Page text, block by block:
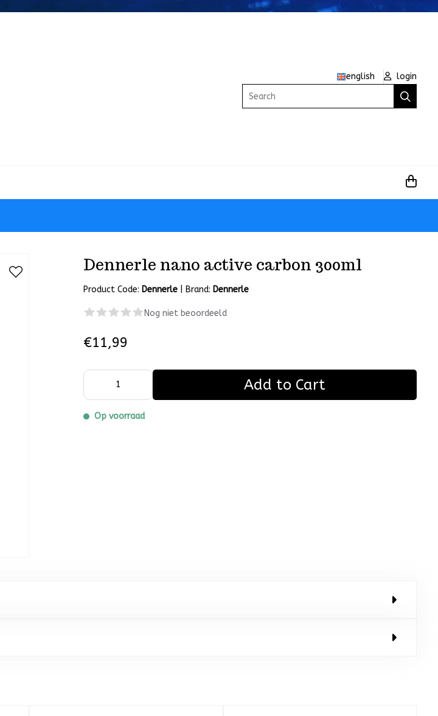
english
login
Search
Dennerle nano active carbon 300ml
Product Code: Dennerle Brand: Dennerle
Nog niet beoordeeld
€11,99
Add to Cart
Op voorraad